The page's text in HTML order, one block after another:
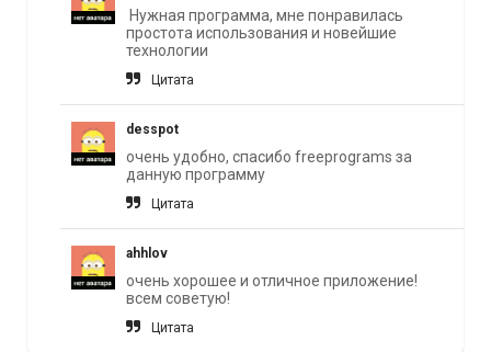
Нужная программа, мне понравилась
простота использования и новейшие
технологии
Цитата
desspot
очень удобно, спасибо freeprograms за
данную программу
Цитата
ahhlov
очень хорошее и отличное приложение!
всем советую!
Цитата